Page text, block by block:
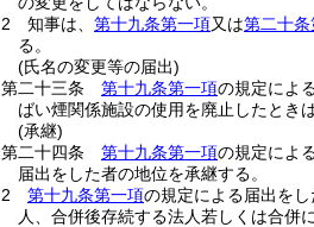
2
知事は、 第十九条第一項又は第二十
る。
(氏名の変更等の届出)
第二十三条
第十九条第一項の規定によ
ばい煙関係施設の使用を廃止したとき
(承継)
第二十四条
第十九条第一項の規定によ
届出をした者の地位を承継する。
2
第十九条第一項の規定による届出を
人、合併後存続する法人若しくは合併